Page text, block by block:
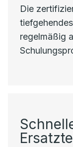
Die
regelmäßig